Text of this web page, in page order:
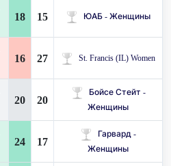
18 15 ЮАБ - Женщины
16 27 St. Francis (IL) Women
20 20
Бойсе Стейт -
Женщины
24 17
Гарвард -
Женщины